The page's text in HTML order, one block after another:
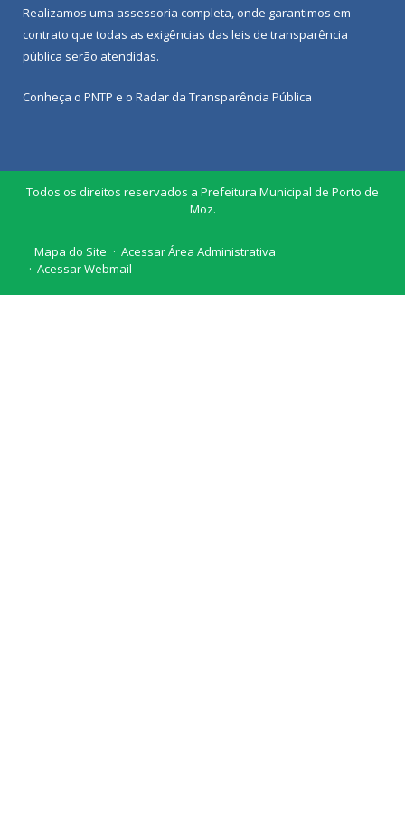
Realizamos uma assessoria completa, onde garantimos em
contrato que todas as exigências das leis de transparência
pública serão atendidas.
Conheça o PNTP e o Radar da Transparência Pública
Todos os direitos reservados a Prefeitura Municipal de Porto de
Moz.
Mapa do Site
Acessar Área Administrativa
Acessar Webmail